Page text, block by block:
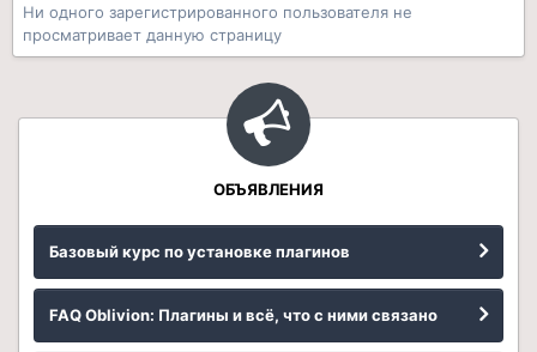
Ни одного зарегистрированного пользователя не
просматривает данную страницу
ОБЪЯВЛЕНИЯ
Базовый курс по установке плагинов
FAQ Oblivion: Плагины и всё, что с ними связано